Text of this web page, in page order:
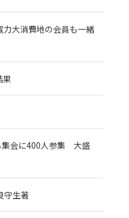
大消費地の会員も一緒
果
集会に400人参集 大盛
守生著